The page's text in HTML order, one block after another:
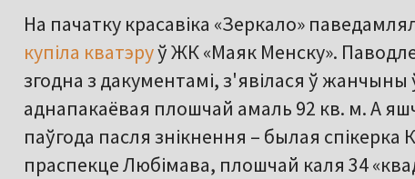
На пачатку красавіка «Зеркало»
купіла кватэруў ЖК «Маяк Менску».
згодна з дакументамі, з'явілася ў жанчыны
аднапакаёвая плошчай амаль 92 кв. м. А
паўгода пасля знікнення – былая
праспекце Любімава, плошчай каля 34